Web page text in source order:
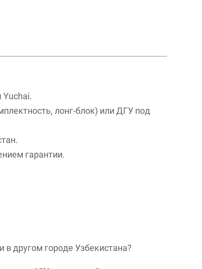
лонг-блок) или ДГУ под
гарантии.
другом городе Узбекистана?